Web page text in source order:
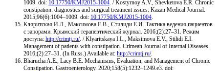
1009. doi: 10.17750/KMJ2015-1004 . / Kostyrnoy A.V., Shevketova E.R. Chronic
constipation: diagnostics and surgical treatment issues. Kazan Medical Journal.
2015;96(6):1004–1009. doi: 10.17750/KMJ2015-1004
Кляритская И.Л., Максимова Е.В., Стилиди Е.И. Тактика ведения пациентов
с запорами. Крымский терапевтический журнал. 2016;(2):27–31. Режим
доступа: http://crimtj.ru/. / Klyaritskaya I.L., Maksimova E.V., Stilidi E.I.
Management of patients with constipation. Crimean Journal of Internal Diseases.
2016;(2):27–31. (In Russ.) Available at: http://crimtj.ru/.
Bharucha A.E., Lacy B.E. Mechanisms, Evaluation, and Management of Chronic
Constipation. Gastroenterology. 2020;158(5):1232–1249.e3. doi: